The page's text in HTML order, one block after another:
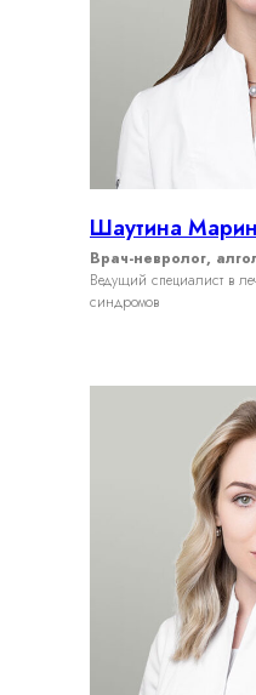
Шаутина
Врач-невролог,
Ведущий специалист в
синдромов